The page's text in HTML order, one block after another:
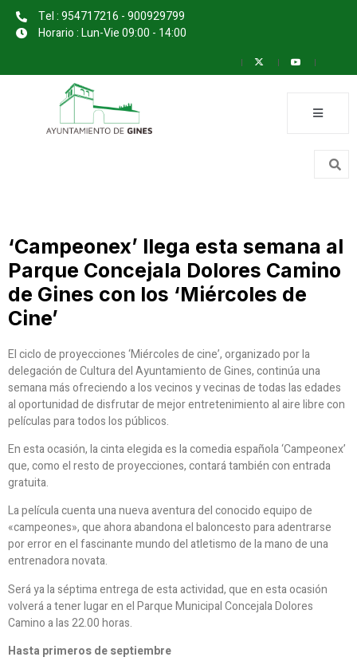
Tel : 954717216 - 900929799
Horario : Lun-Vie 09:00 - 14:00
‘Campeonex’ llega esta semana al
Parque Concejala Dolores Camino
de Gines con los ‘Miércoles de
Cine’
El ciclo de proyecciones ‘Miércoles de cine’, organizado por la
delegación de Cultura del Ayuntamiento de Gines, continúa una
semana más ofreciendo a los vecinos y vecinas de todas las edades
al oportunidad de disfrutar de mejor entretenimiento al aire libre con
películas para todos los públicos.
En esta ocasión, la cinta elegida es la comedia española ‘Campeonex’
que, como el resto de proyecciones, contará también con entrada
gratuita.
La película cuenta una nueva aventura del conocido equipo de
«campeones», que ahora abandona el baloncesto para adentrarse
por error en el fascinante mundo del atletismo de la mano de una
entrenadora novata.
Será ya la séptima entrega de esta actividad, que en esta ocasión
volverá a tener lugar en el Parque Municipal Concejala Dolores
Camino a las 22.00 horas.
Hasta primeros de septiembre